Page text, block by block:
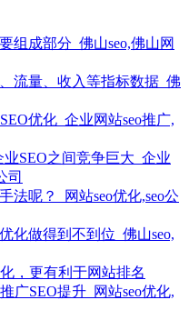
组成部分_佛山seo,佛山网
流量、收入等指标数据_佛
优化_企业网站seo推广,
SEO之间竞争巨大_企业
司
法呢？_网站seo优化,seo公
化做得到不到位_佛山seo,
，更有利于网站排名
广SEO提升_网站seo优化,